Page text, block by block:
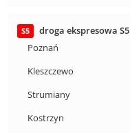
S5
droga ekspresowa S5
Poznań
Kleszczewo
Strumiany
Kostrzyn